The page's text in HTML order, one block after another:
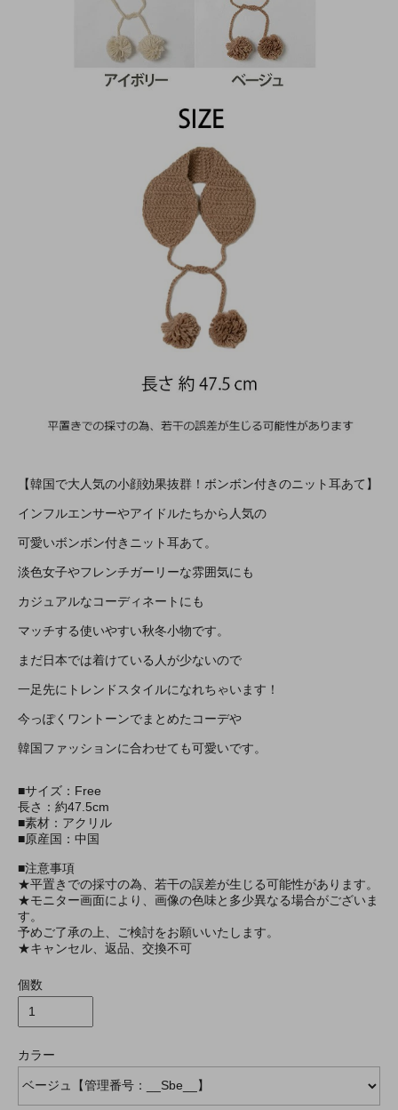
【韓国で大人気の小顔効果抜群！ボンボン付きのニット耳あて】
インフルエンサーやアイドルたちから人気の
可愛いボンボン付きニット耳あて。
淡色女子やフレンチガーリーな雰囲気にも
カジュアルなコーディネートにも
マッチする使いやすい秋冬小物です。
まだ日本では着けている人が少ないので
一足先にトレンドスタイルになれちゃいます！
今っぽくワントーンでまとめたコーデや
韓国ファッションに合わせても可愛いです。
■サイズ：Free
長さ：約47.5cm
■素材：アクリル
■原産国：中国
■注意事項
★平置きでの採寸の為、若干の誤差が生じる可能性があります。
★モニター画面により、画像の色味と多少異なる場合がございま
す。
予めご了承の上、ご検討をお願いいたします。
★キャンセル、返品、交換不可
個数
カラー